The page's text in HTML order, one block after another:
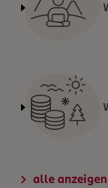
alle anzeigen